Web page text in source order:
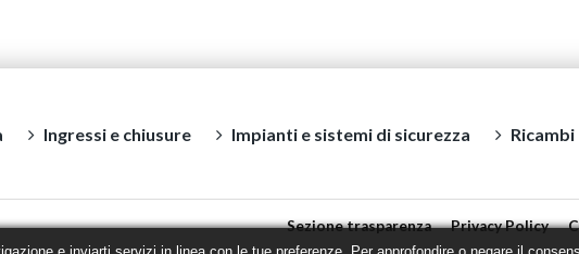
Ingressi e chiusure Impianti e sistemi di sicurezza Ricambi
Sezione trasparenza Privacy Policy